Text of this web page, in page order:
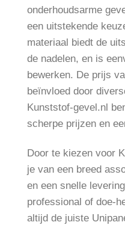
onderhoudsarme
een uitstekende
materiaal biedt de
de nadelen, en is
bewerken. De prijs
beïnvloed door
Kunststof-gevel.nl
scherpe prijzen en
Door te kiezen voor
je van een breed
en een snelle
professional of doe-
altijd de juiste